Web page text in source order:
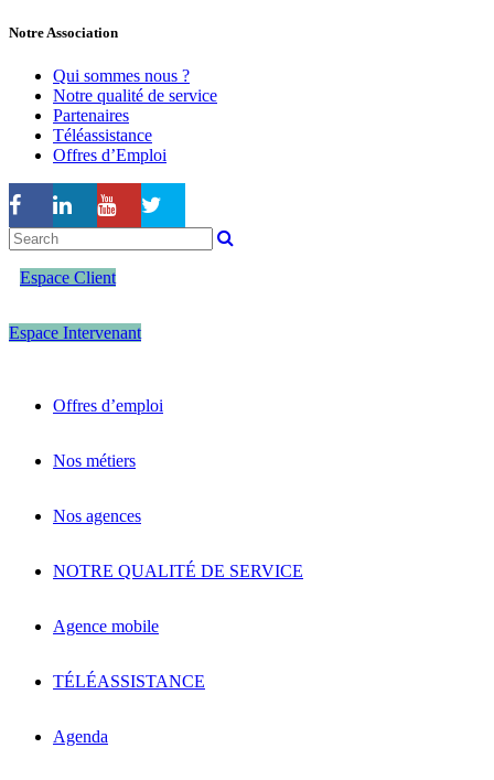
Notre Association
Qui sommes nous ?
Notre qualité de service
Partenaires
Téléassistance
Offres d’Emploi
Espace Client
Espace Intervenant
Offres d’emploi
Nos métiers
Nos agences
NOTRE QUALITÉ DE SERVICE
Agence mobile
TÉLÉASSISTANCE
Agenda